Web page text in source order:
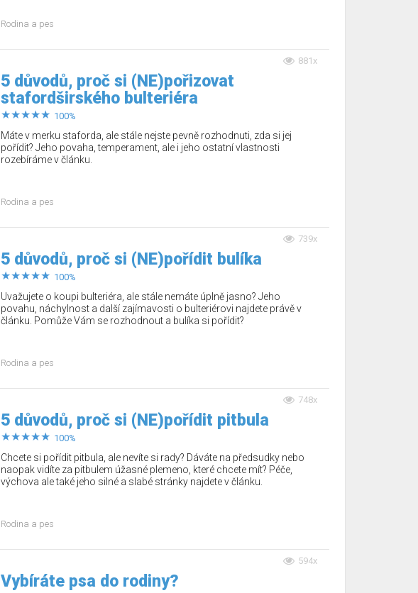
Rodina a pes
881x
5 důvodů, proč si (NE)pořizovat
stafordširského bulteriéra
100%
Máte v merku staforda, ale stále nejste pevně rozhodnuti, zda si jej
pořídit? Jeho povaha, temperament, ale i jeho ostatní vlastnosti
rozebíráme v článku.
Rodina a pes
739x
5 důvodů, proč si (NE)pořídit bulíka
100%
Uvažujete o koupi bulteriéra, ale stále nemáte úplně jasno? Jeho
povahu, náchylnost a další zajímavosti o bulteriérovi najdete právě v
článku. Pomůže Vám se rozhodnout a bulíka si pořídit?
Rodina a pes
748x
5 důvodů, proč si (NE)pořídit pitbula
100%
Chcete si pořídit pitbula, ale nevíte si rady? Dáváte na předsudky nebo
naopak vidíte za pitbulem úžasné plemeno, které chcete mít? Péče,
výchova ale také jeho silné a slabé stránky najdete v článku.
Rodina a pes
594x
Vybíráte psa do rodiny?